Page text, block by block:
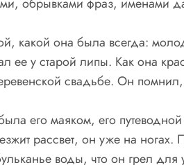
какой она была всегда:
ее у старой липы. Как она
свадьбе. Он
его маяком, его
рассвет, он уже на
воды, что он грел